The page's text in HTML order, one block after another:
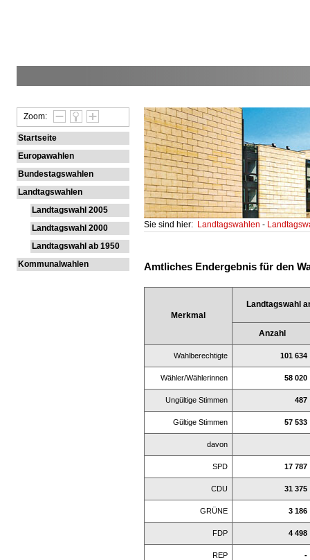
Zoom:
Startseite
Europawahlen
Bundestagswahlen
Landtagswahlen
Landtagswahl 2005
Landtagswahl 2000
Landtagswahl ab 1950
Kommunalwahlen
Sie sind hier: Landtagswahlen-
Amtliches Endergebnis für den
Merkmal
Landtagswahl
Anzahl
Wahlberechtigte 101 634
Wähler/Wählerinnen 58 020
Ungültige Stimmen 487
Gültige Stimmen 57 533
davon
SPD 17 787
CDU 31 375
GRÜNE 3 186
FDP 4 498
REP -